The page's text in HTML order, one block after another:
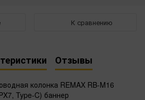
К сравнению
Отзывы